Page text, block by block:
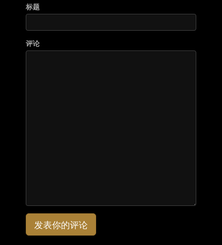
标题
评论
发表你的评论